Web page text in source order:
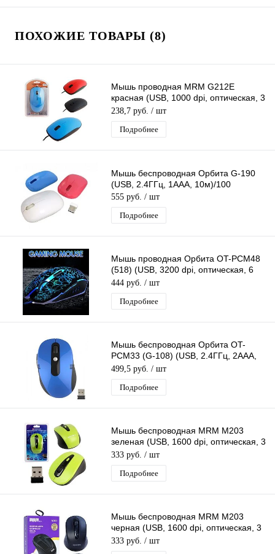
ПОХОЖИЕ ТОВАРЫ (8)
Мышь проводная MRM G212E
красная (USB, 1000 dpi, оптическая, 3
кнопки)
238,7 руб. / шт
Подробнее
Мышь беспроводная Орбита G-190
(USB, 2.4ГГц, 1ААА, 10м)/100
555 руб. / шт
Подробнее
Мышь проводная Орбита OT-PCM48
(518) (USB, 3200 dpi, оптическая, 6
кнопок)
444 руб. / шт
Подробнее
Мышь беспроводная Орбита OT-
PCM33 (G-108) (USB, 2.4ГГц, 2ААА,
10м)/100
499,5 руб. / шт
Подробнее
Мышь беспроводная MRM M203
зеленая (USB, 1600 dpi, оптическая, 3
кнопки)
333 руб. / шт
Подробнее
Мышь беспроводная MRM M203
черная (USB, 1600 dpi, оптическая, 3
кнопки)
333 руб. / шт